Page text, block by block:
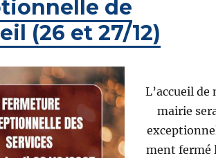
de
(26 et 27/12)
L’accueil de
mairie
ment fermé